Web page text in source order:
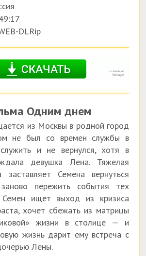
DLRip
Одним днем
из Москвы в родной город
не был со времен службы в
и не вернулся, хотя в
девушка Лена. Тяжелая
заставляет Семена вернуться
пережить события тех
Семен ищет выход из кризиса
хочет сбежать из матрицы
жизни в столице — и
жизнь дарит ему встреча с
Лены.